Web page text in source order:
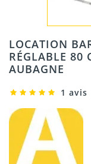
LOCATION
RÉGLABLE 80
AUBAGNE
1 avis